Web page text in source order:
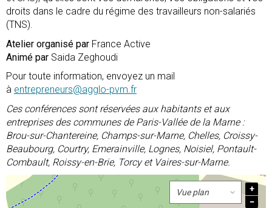
droits dans le cadre du régime des travailleurs non-salariés
(TNS).
Atelier organisé par France Active
Animé par Saida Zeghoudi
Pour toute information, envoyez un mail
à entrepreneurs@agglo-pvm.fr
Ces conférences sont réservées aux habitants et aux
entreprises des communes de Paris-Vallée de la Marne :
Brou-sur-Chantereine, Champs-sur-Marne, Chelles, Croissy-
Beaubourg, Courtry, Emerainville, Lognes, Noisiel, Pontault-
Combault, Roissy-en-Brie, Torcy et Vaires-sur-Marne.
+
−